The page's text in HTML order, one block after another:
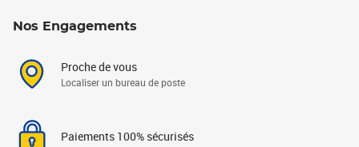
Nos Engagements
Proche de vous
Localiser un bureau de poste
Paiements 100% sécurisés